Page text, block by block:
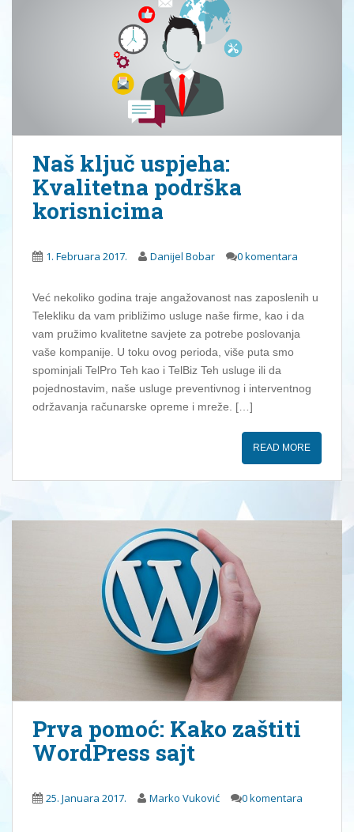
Naš ključ uspjeha:
Kvalitetna podrška
korisnicima
1. Februara 2017. Danijel Bobar 0 komentara
Već nekoliko godina traje angažovanost nas zaposlenih u
Telekliku da vam približimo usluge naše firme, kao i da
vam pružimo kvalitetne savjete za potrebe poslovanja
vaše kompanije. U toku ovog perioda, više puta smo
spominjali TelPro Teh kao i TelBiz Teh usluge ili da
pojednostavim, naše usluge preventivnog i interventnog
održavanja računarske opreme i mreže. […]
READ MORE
Prva pomoć: Kako zaštiti
WordPress sajt
25. Januara 2017. Marko Vuković 0 komentara